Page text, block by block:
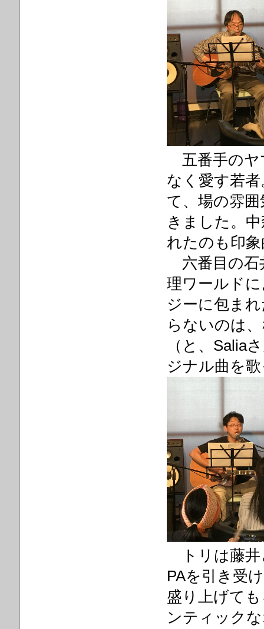
五番手のヤ
なく愛す若
て、場の雰
きました。
れたのも印象
六番目の石
理ワールド
ジーに包ま
らないのは
（と、Salia
ジナル曲を
トリは藤井
PAを引き受
盛り上げて
ンティック